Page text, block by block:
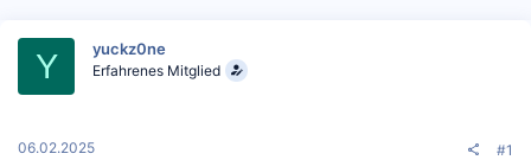
Y yuckz0ne
Erfahrenes Mitglied
06.02.2025 #1